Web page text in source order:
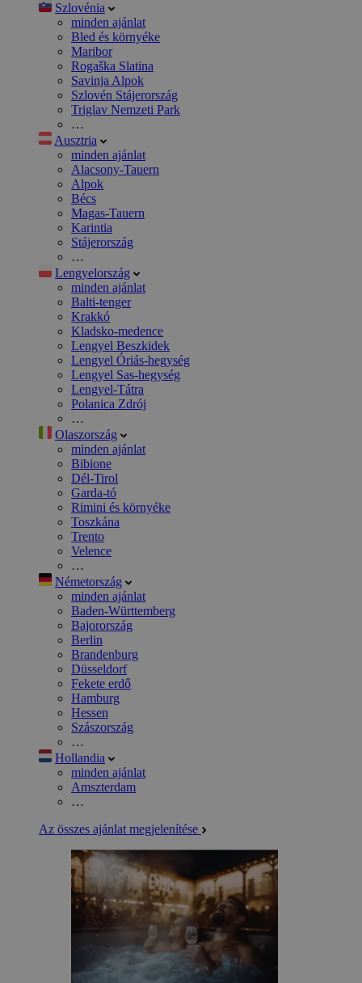
Szlovénia
minden ajánlat
Bled és környéke
Maribor
Rogaška Slatina
Savinja Alpok
Szlovén Stájerország
Triglav Nemzeti Park
…
Ausztria
minden ajánlat
Alacsony-Tauern
Alpok
Bécs
Magas-Tauern
Karintia
Stájerország
…
Lengyelország
minden ajánlat
Balti-tenger
Krakkó
Kladsko-medence
Lengyel Beszkidek
Lengyel Óriás-hegység
Lengyel Sas-hegység
Lengyel-Tátra
Polanica Zdrój
…
Olaszország
minden ajánlat
Bibione
Dél-Tirol
Garda-tó
Rimini és környéke
Toszkána
Trento
Velence
…
Németország
minden ajánlat
Baden-Württemberg
Bajorország
Berlin
Brandenburg
Düsseldorf
Fekete erdő
Hamburg
Hessen
Szászország
…
Hollandia
minden ajánlat
Amszterdam
…
Az összes ajánlat megjelenítése